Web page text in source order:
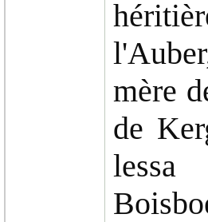
mère
de
lessa